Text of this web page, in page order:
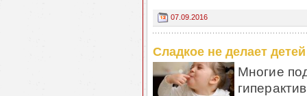
07.09.2016
Сладкое не делает
Многие